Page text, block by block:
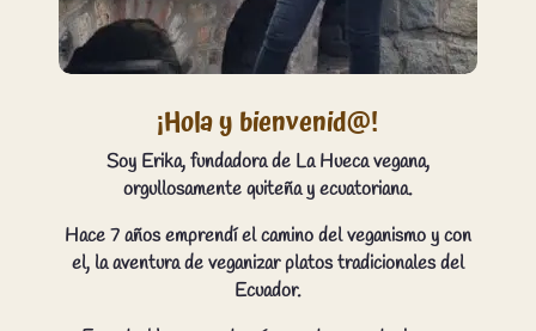
¡Hola y bienvenid@!
Soy Erika, fundadora de La Hueca vegana,
orgullosamente quiteña y ecuatoriana.
Hace 7 años emprendí el camino del veganismo y con
el, la aventura de veganizar platos tradicionales del
Ecuador.